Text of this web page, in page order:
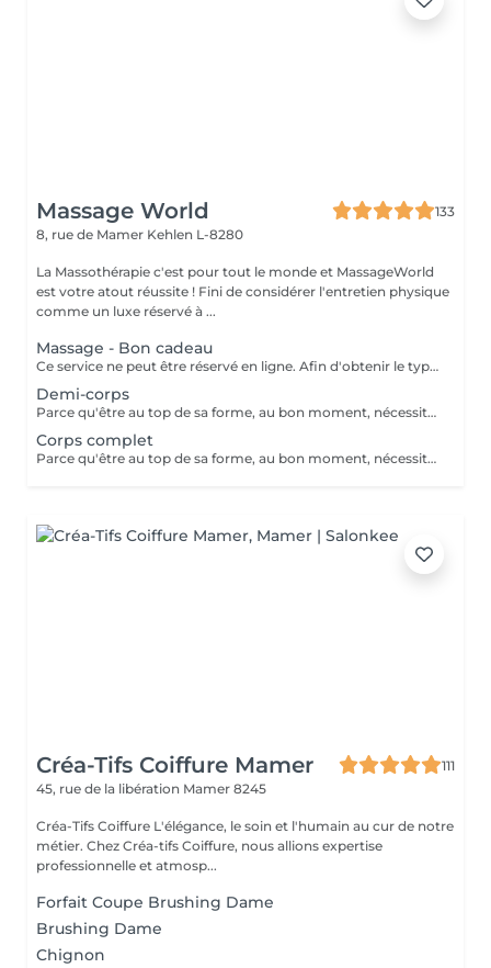
Massage World
133
8, rue de Mamer Kehlen L-8280
La Massothérapie c'est pour tout le monde et MassageWorld
est votre atout réussite ! Fini de considérer l'entretien physique
comme un luxe réservé à ...
Massage - Bon cadeau
Ce service ne peut être réservé en ligne. Afin d'obtenir le type de bon cadeau souhaité il vous suffit de nous contacter soit par téléphone, soit par e-mail. Nous conviendrons ensemble d'un type de massage désiré et votre bon cadeau sera à récupérer chez MassageWorld Kehlen ou envoyer par mail. Numéro de téléphone : +352 691 20 44 49 Adresse mail : contact@massageworld.lu
Demi-corps
Parce qu'être au top de sa forme, au bon moment, nécessite bien plus que de l'entrainement. Utilisé depuis de nombreuses années par les sportifs de haut niveau, le massage sportif est à présent à votre disposition. Avant l'effort, le massage prépare les muscles à performer tout en évitant les blessures. Après l'effort, il prévient les courbatures et détend la musculature, ce qui permet aux muscles de se relaxer pour mieux récupérer. Ce type de massage stimule le système lymphatique, la circulation sanguine et enlève les nuds musculaires. Le massage sportif est souvent demandé par les athlètes pour soulager ou prévenir des douleurs musculaires retardées, pour accélérer la guérison des blessures des tendons et des muscles, pour augmenter l'amplitude des mouvements ou le volumes des muscles, etc. Développé au départ pour traiter les blessures sportives et augmenter les performances des athlètes, tout le monde peut à présent bénéficier des bienfaits d'un tel massage. L'essayer, c'est l'adopter ! Il existe différents types de massages selon le sport pratiqué ou les douleurs ressenties. Le Massage sportif est donc adaptable selon les souhaits de chacun.
Corps complet
Parce qu'être au top de sa forme, au bon moment, nécessite bien plus que de l'entrainement. Utilisé depuis de nombreuses années par les sportifs de haut niveau, le massage sportif est à présent à votre disposition. Avant l'effort, le massage prépare les muscles à performer tout en évitant les blessures. Après l'effort, il prévient les courbatures et détend la musculature, ce qui permet aux muscles de se relaxer pour mieux récupérer. Ce type de massage stimule le système lymphatique, la circulation sanguine et enlève les nuds musculaires. Le massage sportif est souvent demandé par les athlètes pour soulager ou prévenir des douleurs musculaires retardées, pour accélérer la guérison des blessures des tendons et des muscles, pour augmenter l'amplitude des mouvements ou le volumes des muscles, etc. Développé au départ pour traiter les blessures sportives et augmenter les performances des athlètes, tout le monde peut à présent bénéficier des bienfaits d'un tel massage. L'essayer, c'est l'adopter ! Il existe différents types de massages selon le sport pratiqué ou les douleurs ressenties. Le Massage sportif est donc adaptable selon les souhaits de chacun.
Créa-Tifs Coiffure Mamer
111
45, rue de la libération Mamer 8245
Créa-Tifs Coiffure L'élégance, le soin et l'humain au cur de notre
métier. Chez Créa-tifs Coiffure, nous allions expertise
professionnelle et atmosp...
Forfait Coupe Brushing Dame
Brushing Dame
Chignon